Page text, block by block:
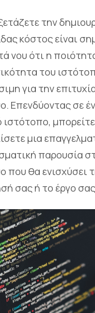
την
κόστος είναι
νου ότι η
του
για την
Επενδύοντας σε
ιστότοπο,
μια
παρουσία
που θα ενισχύσει
σας ή το έργο